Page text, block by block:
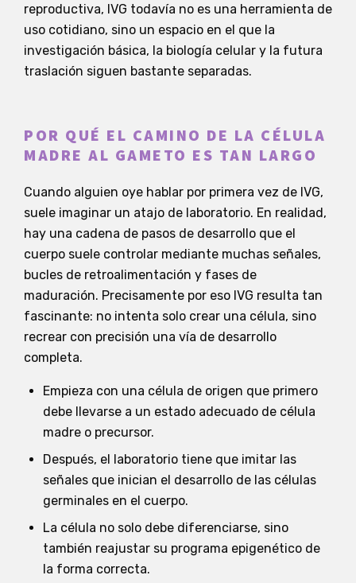
reproductiva, IVG todavía no es una herramienta de
uso cotidiano, sino un espacio en el que la
investigación básica, la biología celular y la futura
traslación siguen bastante separadas.
POR QUÉ EL CAMINO DE LA CÉLULA
MADRE AL GAMETO ES TAN LARGO
Cuando alguien oye hablar por primera vez de IVG,
suele imaginar un atajo de laboratorio. En realidad,
hay una cadena de pasos de desarrollo que el
cuerpo suele controlar mediante muchas señales,
bucles de retroalimentación y fases de
maduración. Precisamente por eso IVG resulta tan
fascinante: no intenta solo crear una célula, sino
recrear con precisión una vía de desarrollo
completa.
Empieza con una célula de origen que primero
debe llevarse a un estado adecuado de célula
madre o precursor.
Después, el laboratorio tiene que imitar las
señales que inician el desarrollo de las células
germinales en el cuerpo.
La célula no solo debe diferenciarse, sino
también reajustar su programa epigenético de
la forma correcta.